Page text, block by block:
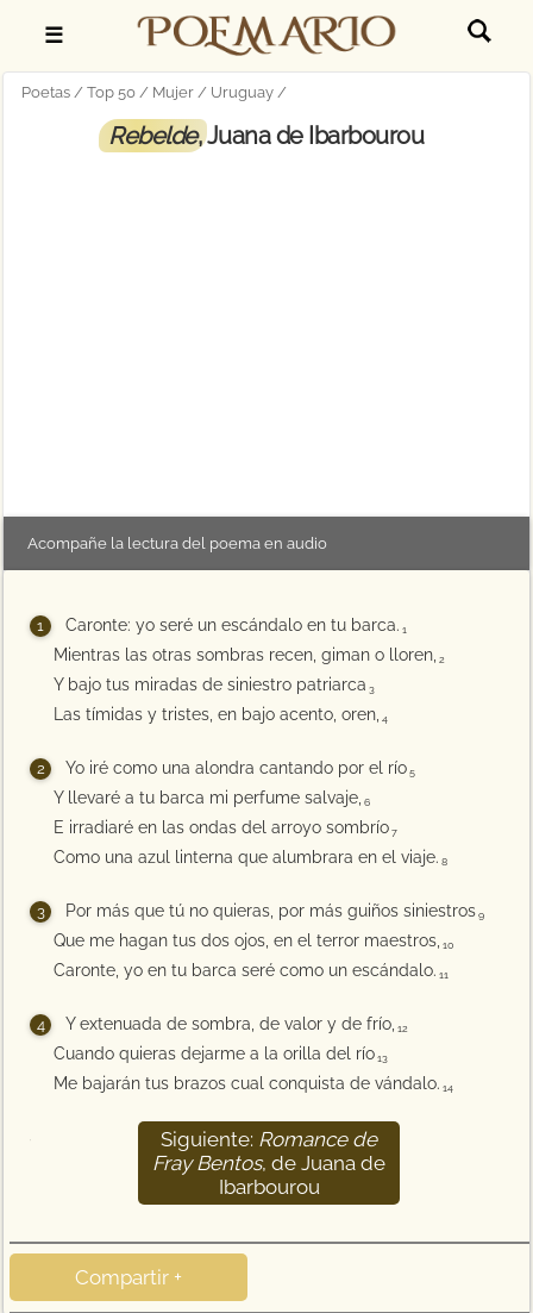
☰
Poetas Top 50 Mujer Uruguay
Rebelde, Juana de Ibarbourou
Acompañe la lectura del poema en audio
Caronte: yo seré un escándalo en tu barca. 1
Mientras las otras sombras recen, giman o lloren, 2
Y bajo tus miradas de siniestro patriarca 3
Las tímidas y tristes, en bajo acento, oren, 4
Yo iré como una alondra cantando por el río 5
Y llevaré a tu barca mi perfume salvaje, 6
E irradiaré en las ondas del arroyo sombrío 7
Como una azul linterna que alumbrara en el viaje. 8
Por más que tú no quieras, por más guiños siniestros 9
Que me hagan tus dos ojos, en el terror maestros, 10
Caronte, yo en tu barca seré como un escándalo. 11
Y extenuada de sombra, de valor y de frío, 12
Cuando quieras dejarme a la orilla del río 13
Me bajarán tus brazos cual conquista de vándalo. 14
Siguiente: Romance de
Fray Bentos, de Juana de
Ibarbourou
Compartir +